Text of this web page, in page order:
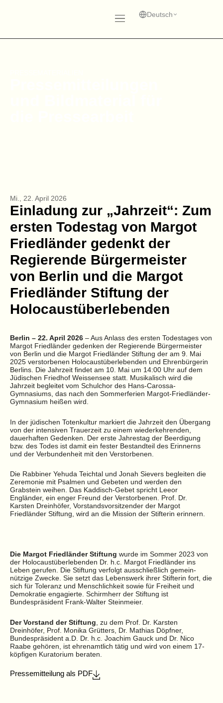
Deutsch
Mi., 22. April 2026
Einladung zur „Jahrzeit“: Zum
ersten Todestag von Margot
Friedländer gedenkt der
Regierende Bürgermeister
von Berlin und die Margot
Friedländer Stiftung der
Holocaustüberlebenden
Berlin – 22. April 2026 – Aus Anlass des ersten Todestages von
Margot Friedländer gedenken der Regierende Bürgermeister
von Berlin und die Margot Friedländer Stiftung der am 9. Mai
2025 verstorbenen Holocaustüberlebenden und Ehrenbürgerin
Berlins. Die Jahrzeit findet am 10. Mai um 14:00 Uhr auf dem
Jüdischen Friedhof Weissensee statt. Musikalisch wird die
Jahrzeit begleitet vom Schulchor des Hans-Carossa-
Gymnasiums, das nach den Sommerferien Margot-Friedländer-
Gymnasium heißen wird.
In der jüdischen Totenkultur markiert die Jahrzeit den Übergang
von der intensiven Trauerzeit zu einem wiederkehrenden,
dauerhaften Gedenken. Der erste Jahrestag der Beerdigung
bzw. des Todes ist damit ein fester Bestandteil des Erinnerns
und der Verbundenheit mit den Verstorbenen.
Die Rabbiner Yehuda Teichtal und Jonah Sievers begleiten die
Zeremonie mit Psalmen und Gebeten und werden den
Grabstein weihen. Das Kaddisch-Gebet spricht Leeor
Engländer, ein enger Freund der Verstorbenen. Prof. Dr.
Karsten Dreinhöfer, Vorstandsvorsitzender der Margot
Friedländer Stiftung, wird an die Mission der Stifterin erinnern.
Die Margot Friedländer Stiftung wurde im Sommer 2023 von
der Holocaustüberlebenden Dr. h.c. Margot Friedländer ins
Leben gerufen. Die Stiftung verfolgt ausschließlich gemein-
nützige Zwecke. Sie setzt das Lebenswerk ihrer Stifterin fort, die
sich für Toleranz und Menschlichkeit sowie für Freiheit und
Demokratie engagierte. Schirmherr der Stiftung ist
Bundespräsident Frank-Walter Steinmeier.
Der Vorstand der Stiftung , zu dem Prof. Dr. Karsten
Dreinhöfer, Prof. Monika Grütters, Dr. Mathias Döpfner,
Bundespräsident a.D. Dr. h.c. Joachim Gauck und Dr. Nico
Raabe gehören, ist ehrenamtlich tätig und wird von einem 17-
köpfigen Kuratorium beraten.
Pressemitteilung als PDF